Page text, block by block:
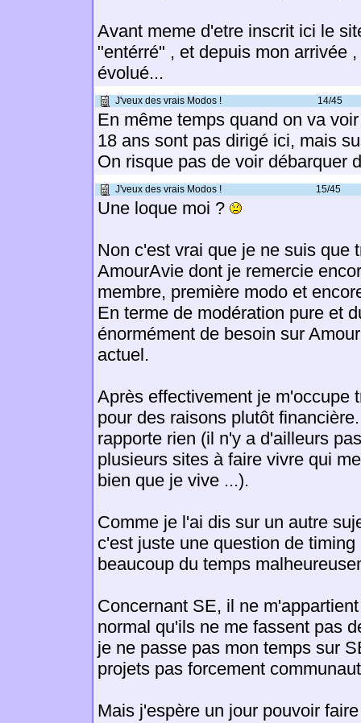
Avant meme d'etre inscrit ici le
"entérré" , et depuis mon arrivée
évolué...
J'veux des vrais Modos ! 14/45
En même temps quand on va
18 ans sont pas dirigé ici, mais
On risque pas de voir débarquer
J'veux des vrais Modos ! 15/45
Une loque moi ?
Non c'est vrai que je ne suis que
AmourAvie dont je remercie
membre, première modo et
En terme de modération pure et
énormément de besoin sur
actuel.
Après effectivement je m'occupe
pour des raisons plutôt
rapporte rien (il n'y a d'ailleurs
plusieurs sites à faire vivre qui
bien que je vive ...).
Comme je l'ai dis sur un autre
c'est juste une question de
beaucoup du temps
Concernant SE, il ne
normal qu'ils ne me fassent pas
je ne passe pas mon temps sur
projets pas forcement
Mais j'espère un jour pouvoir